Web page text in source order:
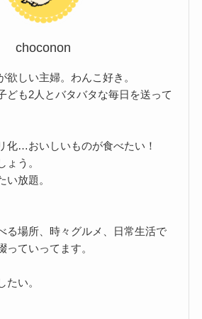
choconon
欲しい主婦。わんこ好き。
ども2人とバタバタな毎日を送って
化…おいしいものが食べたい！
ょう。
い放題。
る場所、時々グルメ、日常生活で
っていってます。
たい。